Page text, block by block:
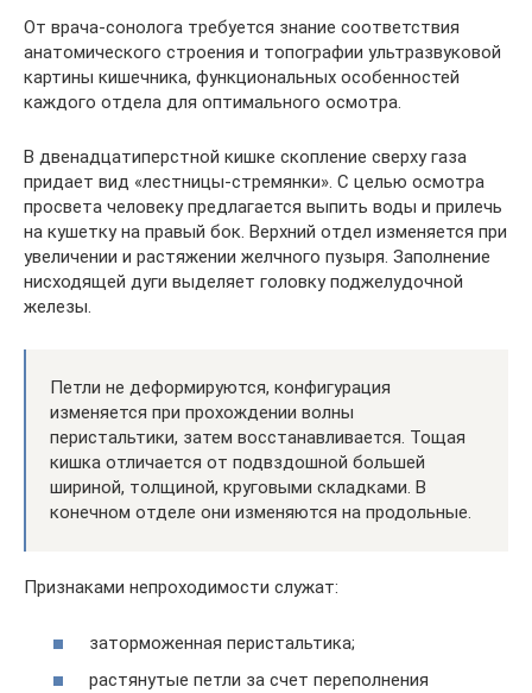
От врача-сонолога требуется знание соответствия
анатомического строения и топографии ультразвуковой
картины кишечника, функциональных особенностей
каждого отдела для оптимального осмотра.
В двенадцатиперстной кишке скопление сверху газа
придает вид «лестницы-стремянки». С целью осмотра
просвета человеку предлагается выпить воды и прилечь
на кушетку на правый бок. Верхний отдел изменяется при
увеличении и растяжении желчного пузыря. Заполнение
нисходящей дуги выделяет головку поджелудочной
железы.
Петли не деформируются, конфигурация
изменяется при прохождении волны
перистальтики, затем восстанавливается. Тощая
кишка отличается от подвздошной большей
шириной, толщиной, круговыми складками. В
конечном отделе они изменяются на продольные.
Признаками непроходимости служат:
заторможенная перистальтика;
растянутые петли за счет переполнения